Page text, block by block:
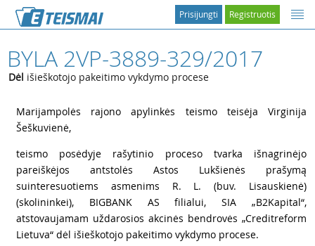
Registruotis
Prisijungti
BYLA 2VP-3889-329/2017
Dėl išieškotojo pakeitimo vykdymo procese
Marijampolės rajono apylinkės teismo teisėja Virginija
Šeškuvienė,
teismo posėdyje rašytinio proceso tvarka išnagrinėjo
pareiškėjos antstolės Astos Lukšienės prašymą
suinteresuotiems asmenims R. L. (buv. Lisauskienė)
(skolininkei), BIGBANK AS filialui, SIA „B2Kapital“,
atstovaujamam uždarosios akcinės bendrovės „Creditreform
Lietuva“ dėl išieškotojo pakeitimo vykdymo procese.